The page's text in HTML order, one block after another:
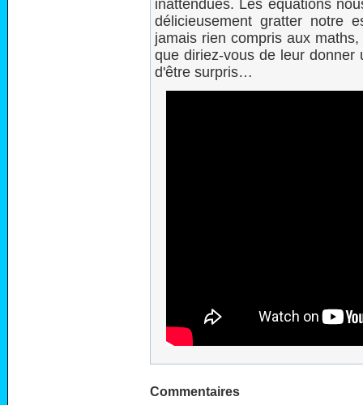
inattendues. Les équations
délicieusement gratter notre
jamais rien compris aux
que diriez-vous de leur donner
d'être surpris…
Commentaires